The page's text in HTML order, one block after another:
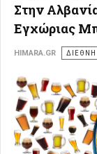
Στην
Εγχώριας
HIMARA.GR ΔΙΕΘΝΗ